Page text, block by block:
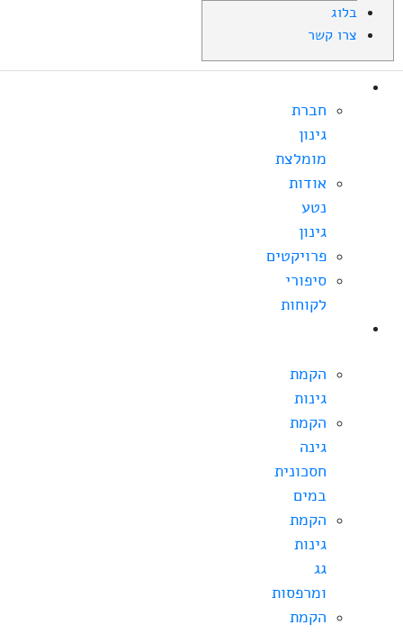
בלוג
צרו קשר
חברת
גינון
מומלצת
אודות
נטע
גינון
פרויקטים
סיפורי
לקוחות
הקמת
גינות
הקמת
גינה
חסכונית
במים
הקמת
גינות
גג
ומרפסות
הקמת